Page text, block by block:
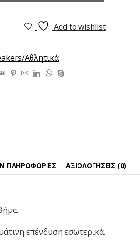
Add to wishlist
Aθλητικά
ΠΛΗΡΟΦΟΡΊΕΣ ΑΞΙΟΛΟΓΉΣΕΙΣ (0)
επένδυση εσωτερικά.